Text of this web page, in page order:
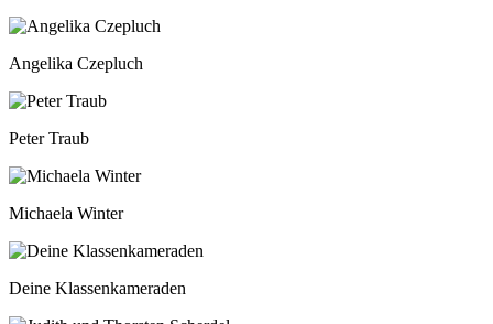
Angelika Czepluch
Peter Traub
Michaela Winter
Deine Klassenkameraden